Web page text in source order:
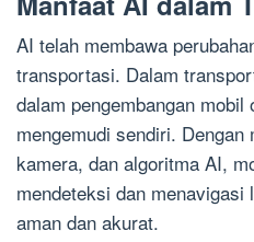
AI telah membawa
transportasi. Dalam
dalam pengembangan mobil
mengemudi sendiri. Dengan
kamera, dan algoritma AI,
mendeteksi dan
aman dan akurat.